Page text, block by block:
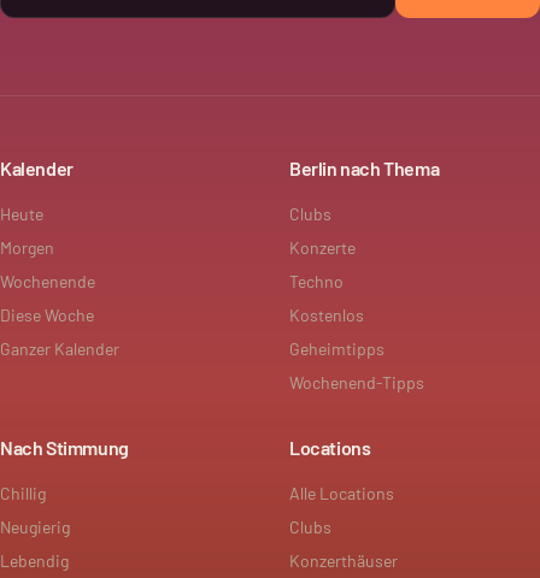
Kalender
Heute
Morgen
Wochenende
Diese Woche
Ganzer Kalender
Berlin nach Thema
Clubs
Konzerte
Techno
Kostenlos
Geheimtipps
Wochenend-Tipps
Nach Stimmung
Chillig
Neugierig
Lebendig
Locations
Alle Locations
Clubs
Konzerthäuser